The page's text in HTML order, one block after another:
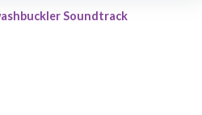
Soundtrack